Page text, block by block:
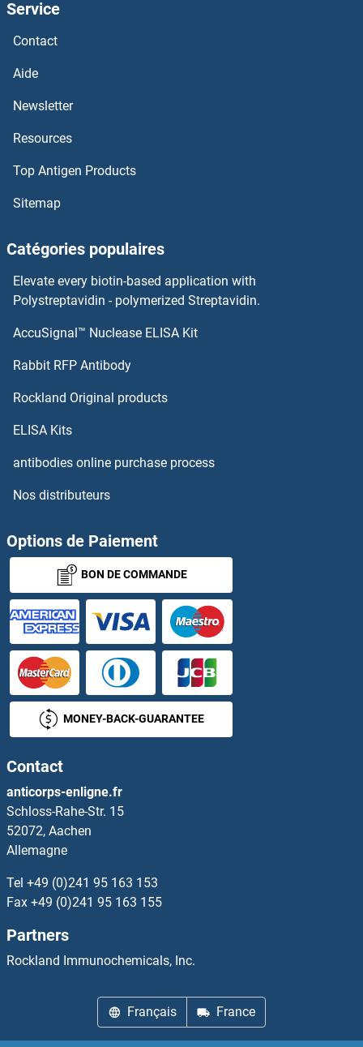
GINS1 Anticorps
GIMAP8 Anticorps
GIMAP7 Anticorps
GIMAP6 Anticorps
GIMAP4 Anticorps
GIMAP2 Anticorps
GIGYF2 Anticorps
GJA9 Anticorps
GJB1 Anticorps
GJB2 Anticorps
GJB4 Anticorps
GJB5 Anticorps
GJB6 Anticorps
GJB7 Anticorps
GJC1 Anticorps
GJC2 Anticorps
GJC3 Anticorps
GJD2 Anticorps
GJD4 Anticorps
GJE1 Anticorps
Service
Contact
Aide
Newsletter
Resources
Top Antigen Products
Sitemap
Catégories populaires
Elevate every biotin-based application with
Polystreptavidin - polymerized Streptavidin.
AccuSignal™ Nuclease ELISA Kit
Rabbit RFP Antibody
Rockland Original products
ELISA Kits
antibodies online purchase process
Nos distributeurs
Options de Paiement
BON DE COMMANDE
MONEY-BACK-GUARANTEE
Contact
anticorps-enligne.fr
Schloss-Rahe-Str. 15
52072, Aachen
Allemagne
Tel +49 (0)241 95 163 153
Fax +49 (0)241 95 163 155
Partners
Rockland Immunochemicals, Inc.
Français France